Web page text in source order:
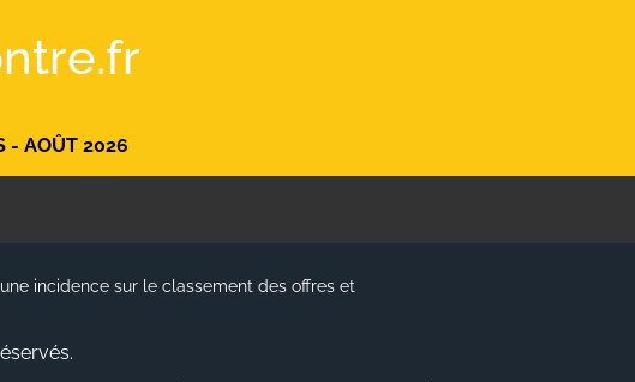
- AOÛT 2026
incidence sur le classement des offres et